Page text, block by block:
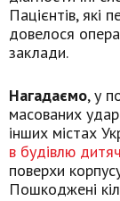
Пацієнтів, які
довелося
заклади.
Нагадаємо, у
масованих
інших містах
в будівлю
поверхи
Пошкоджені